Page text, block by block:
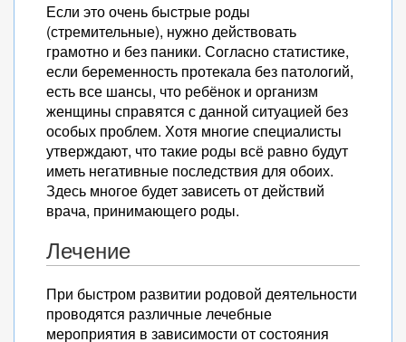
Если это очень быстрые роды
(стремительные), нужно действовать
грамотно и без паники. Согласно статистике,
если беременность протекала без патологий,
есть все шансы, что ребёнок и организм
женщины справятся с данной ситуацией без
особых проблем. Хотя многие специалисты
утверждают, что такие роды всё равно будут
иметь негативные последствия для обоих.
Здесь многое будет зависеть от действий
врача, принимающего роды.
Лечение
При быстром развитии родовой деятельности
проводятся различные лечебные
мероприятия в зависимости от состояния